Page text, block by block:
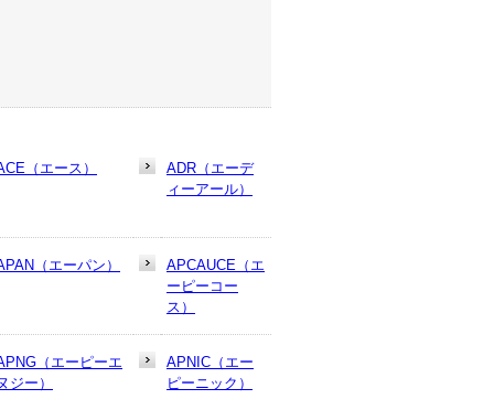
（エース）
ADR（エーデ
ィーアール）
（エーパン）
APCAUCE（エ
ーピーコー
ス）
（エーピーエ
ジー）
APNIC（エー
ピーニック）